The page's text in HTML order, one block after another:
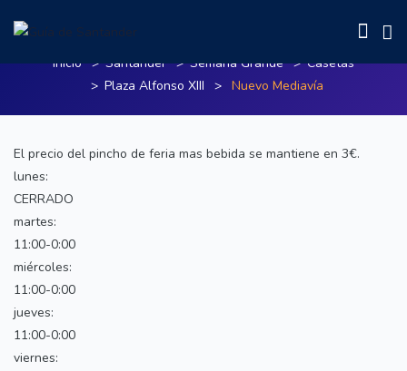
Nuevo Mediavía
Inicio Santander Semana Grande
Casetas
Plaza Alfonso XIII
Nuevo Mediavía
El precio del pincho de feria mas bebida se mantiene en 3€.
lunes:
CERRADO
martes:
11:00-0:00
miércoles:
11:00-0:00
jueves:
11:00-0:00
viernes: